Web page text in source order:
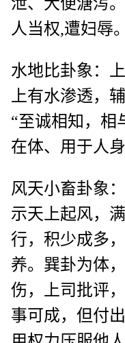
人当权,遭妇辱。
水地比卦象：
上有水渗透，
“至诚相知，相
在体、用于人
风天小畜卦象
示天上起风，
行，积少成多
养。巽卦为体
伤，上司批评
事可成，但付